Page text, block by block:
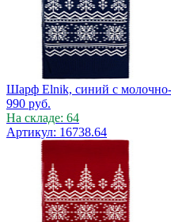
Шарф Elnik, синий с
990 руб.
На складе: 64
Артикул: 16738.64